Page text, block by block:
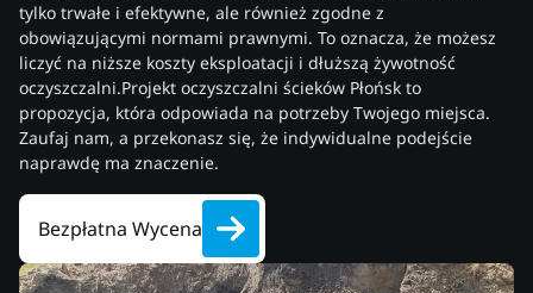
tylko trwałe i efektywne, ale również zgodne z
obowiązującymi normami prawnymi. To oznacza, że możesz
liczyć na niższe koszty eksploatacji i dłuższą żywotność
oczyszczalni.Projekt oczyszczalni ścieków Płońsk to
propozycja, która odpowiada na potrzeby Twojego miejsca.
Zaufaj nam, a przekonasz się, że indywidualne podejście
naprawdę ma znaczenie.
Bezpłatna Wycena